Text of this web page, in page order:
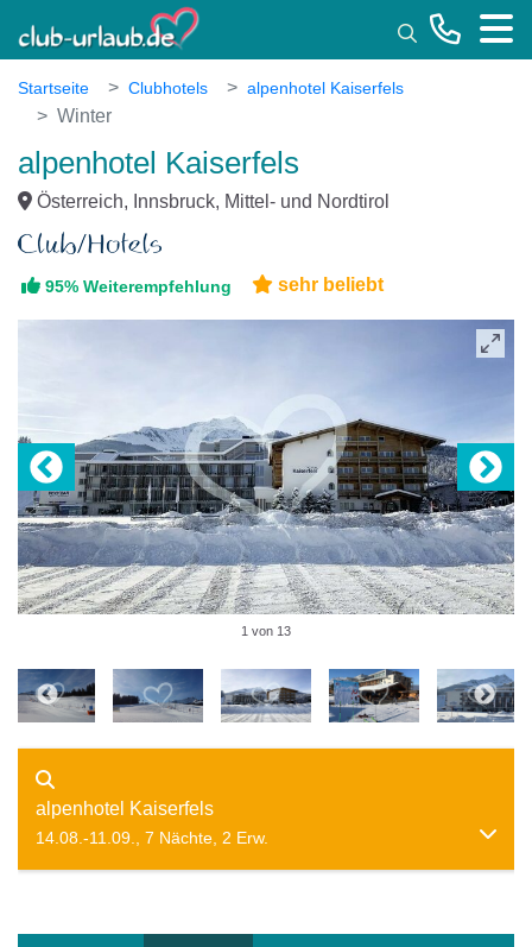
Startseite Clubhotels alpenhotel Kaiserfels
Winter
alpenhotel Kaiserfels
Österreich, Innsbruck, Mittel- und Nordtirol
95% Weiterempfehlung sehr beliebt
1 von 13
alpenhotel Kaiserfels
14.08.-11.09., 7 Nächte, 2 Erw.